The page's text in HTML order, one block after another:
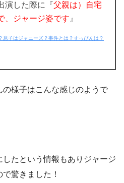
演した際に『父親は）自宅
、ジャージ姿です 』
息子はジャニーズ？事件とは？すっぴんは？
様子はこんな感じのようで
たという情報もありジャージ
驚きました！